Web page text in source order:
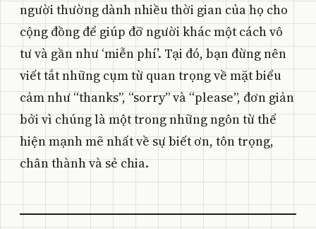
người thường dành nhiều thời gian của họ cho
cộng đồng để giúp đỡ người khác một cách vô
tư và gần như ‘miễn phí’. Tại đó, bạn đừng nên
viết tắt những cụm từ quan trọng về mặt biểu
cảm như “thanks”, “sorry” và “please”, đơn giản
bởi vì chúng là một trong những ngôn từ thể
hiện mạnh mẽ nhất về sự biết ơn, tôn trọng,
chân thành và sẻ chia.